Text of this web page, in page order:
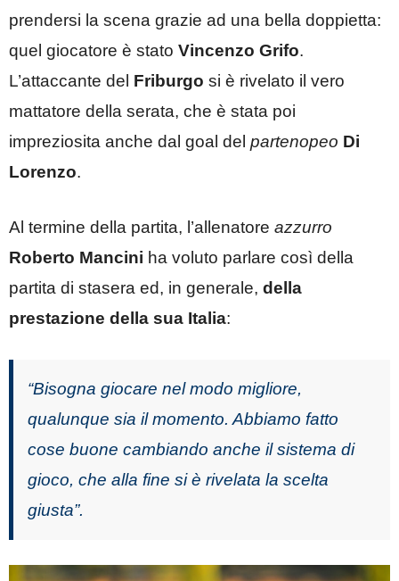
prendersi la scena grazie ad una bella doppietta:
quel giocatore è stato Vincenzo Grifo.
L’attaccante del Friburgo si è rivelato il vero
mattatore della serata, che è stata poi
impreziosita anche dal goal del partenopeo Di
Lorenzo.
Al termine della partita, l’allenatore azzurro
Roberto Mancini ha voluto parlare così della
partita di stasera ed, in generale, della
prestazione della sua Italia:
“Bisogna giocare nel modo migliore,
qualunque sia il momento. Abbiamo fatto
cose buone cambiando anche il sistema di
gioco, che alla fine si è rivelata la scelta
giusta”.